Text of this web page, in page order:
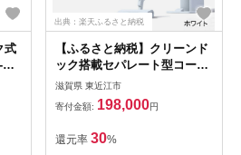
式
出典：楽天ふるさと納税
【ふるさと納税】クリーンド
ック搭載セパレート型コード
レススティック掃除機【MC-
NX700K-W】 Panasonic 滋
賀県 東近江市 AI-H01 掃除機
コードレス スティック パナ
ソニック 自動ゴミ収集
滋賀県 東近江市
寄付金額: 198,000円
還元率 30%